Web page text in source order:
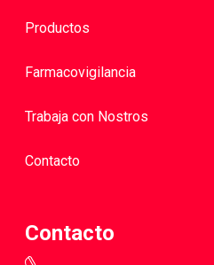
Productos
Farmacovigilancia
Trabaja con Nostros
Contacto
Contacto